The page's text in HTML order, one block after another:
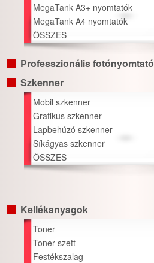
MegaTank A3+ nyomtatók
MegaTank A4 nyomtatók
ÖSSZES
Professzionális fotónyomtató
Szkenner
Mobil szkenner
Grafikus szkenner
Lapbehúzó szkenner
Síkágyas szkenner
ÖSSZES
Kellékanyagok
Toner
Toner szett
Festékszalag